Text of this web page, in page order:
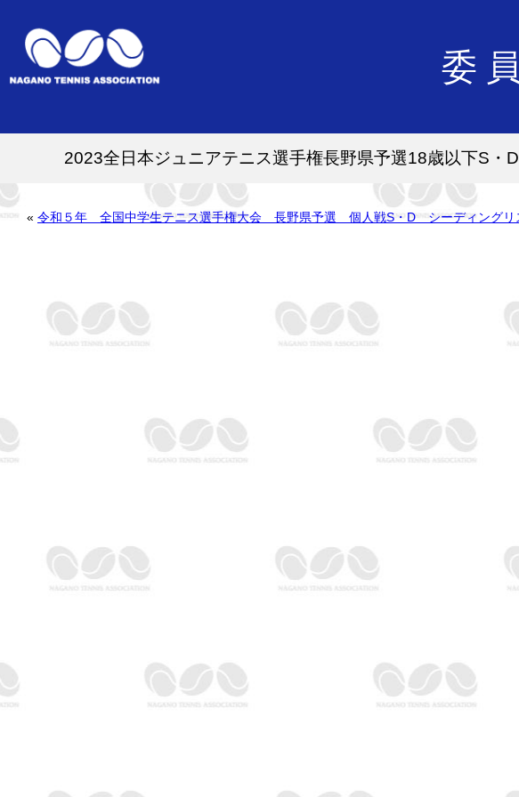
委
2023全日本ジュニアテニス選手権長野県予選18歳以下S・
« 令和５年 全国中学生テニス選手権大会 長野県予選 個人戦S・D シーディングリ